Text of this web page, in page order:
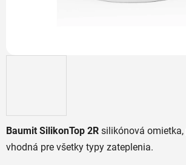
Baumit SilikonTop 2R silikónová
vhodná pre všetky typy zateplenia.